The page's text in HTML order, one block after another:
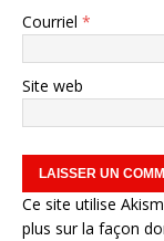
Courriel *
Site web
Ce site utilise
plus sur la façon